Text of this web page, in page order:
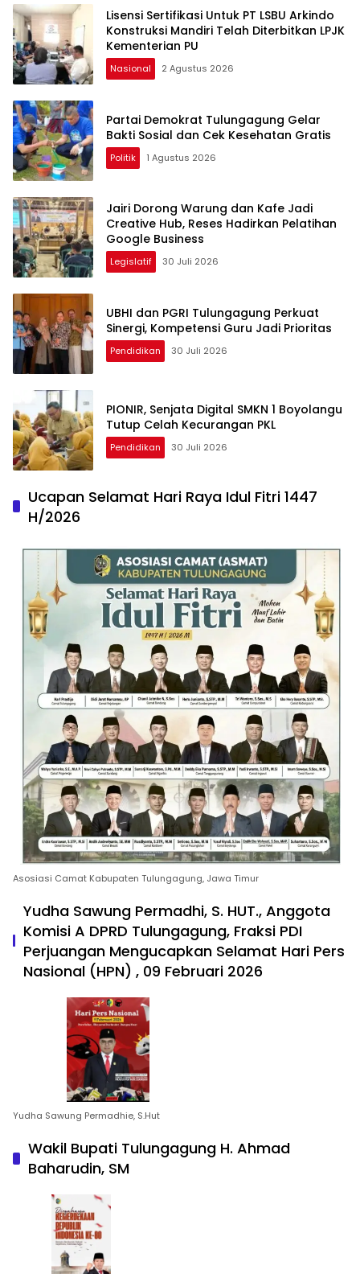
Lisensi Sertifikasi Untuk PT LSBU Arkindo
Konstruksi Mandiri Telah Diterbitkan LPJK
Kementerian PU
Nasional 2 Agustus 2026
Partai Demokrat Tulungagung Gelar
Bakti Sosial dan Cek Kesehatan Gratis
Politik 1 Agustus 2026
Jairi Dorong Warung dan Kafe Jadi
Creative Hub, Reses Hadirkan Pelatihan
Google Business
Legislatif 30 Juli 2026
UBHI dan PGRI Tulungagung Perkuat
Sinergi, Kompetensi Guru Jadi Prioritas
Pendidikan 30 Juli 2026
PIONIR, Senjata Digital SMKN 1 Boyolangu
Tutup Celah Kecurangan PKL
Pendidikan 30 Juli 2026
Ucapan Selamat Hari Raya Idul Fitri 1447
H/2026
Asosiasi Camat Kabupaten Tulungagung, Jawa Timur
Yudha Sawung Permadhi, S. HUT., Anggota
Komisi A DPRD Tulungagung, Fraksi PDI
Perjuangan Mengucapkan Selamat Hari Pers
Nasional (HPN) , 09 Februari 2026
Yudha Sawung Permadhie, S.Hut
Wakil Bupati Tulungagung H. Ahmad
Baharudin, SM